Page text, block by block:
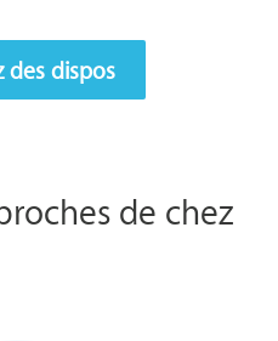
des dispos
de chez